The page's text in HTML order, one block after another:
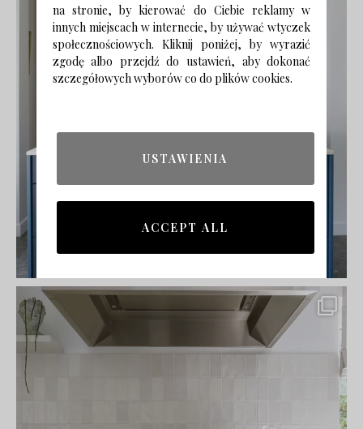
na stronie, by kierować do Ciebie reklamy w
innych miejscach w internecie, by używać wtyczek
społecznościowych. Kliknij poniżej, by wyrazić
zgodę albo przejdź do ustawień, aby dokonać
szczegółowych wyborów co do plików cookies.
USTAWIENIA
ACCEPT ALL